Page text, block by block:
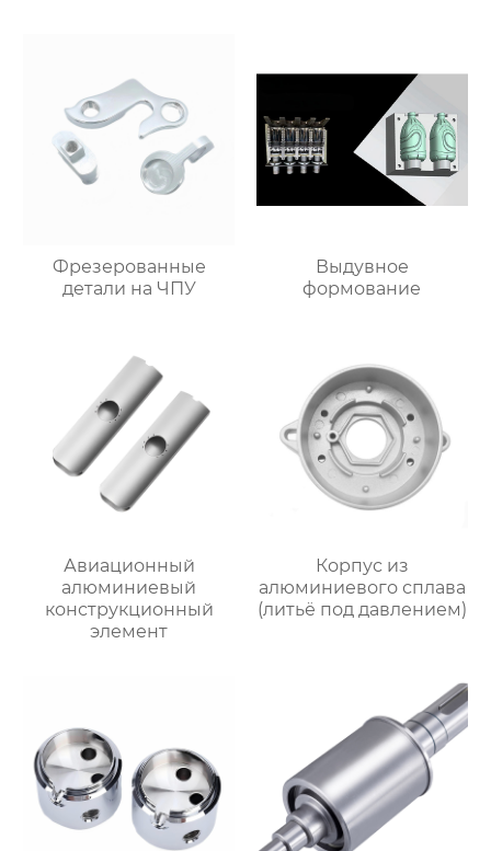
Фрезерованные
детали на ЧПУ
Выдувное
формование
Авиационный
алюминиевый
конструкционный
элемент
Корпус из
алюминиевого сплава
(литьё под давлением)